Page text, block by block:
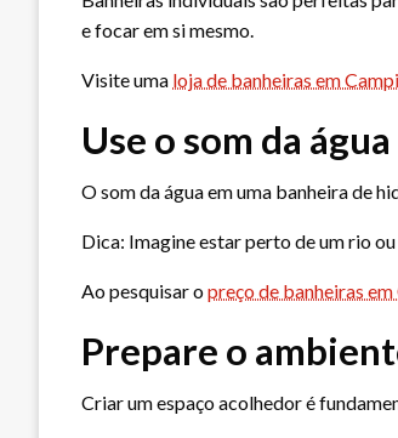
e focar em si mesmo.
Visite uma loja de banheiras em
Use o som da
O som da água em uma banheira de
Dica: Imagine estar perto de um rio
Ao pesquisar opreço de banheiras em
Prepare o
Criar um espaço acolhedor é